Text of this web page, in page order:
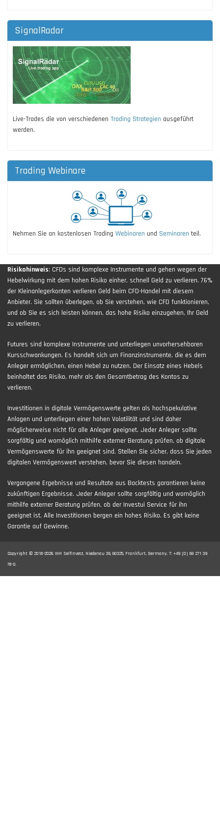
SignalRadar
Live-Trades die von verschiedenen Trading Strategien ausgeführt
werden.
Trading Webinare
Nehmen Sie an kostenlosen Trading Webinaren und Seminaren teil.
Risikohinweis: CFDs sind komplexe Instrumente und gehen wegen der
Hebelwirkung mit dem hohen Risiko einher, schnell Geld zu verlieren. 76%
der Kleinanlegerkonten verlieren Geld beim CFD-Handel mit diesem
Anbieter. Sie sollten überlegen, ob Sie verstehen, wie CFD funktionieren,
und ob Sie es sich leisten können, das hohe Risiko einzugehen, Ihr Geld
zu verlieren.
Futures sind komplexe Instrumente und unterliegen unvorhersehbaren
Kursschwankungen. Es handelt sich um Finanzinstrumente, die es dem
Anleger ermöglichen, einen Hebel zu nutzen. Der Einsatz eines Hebels
beinhaltet das Risiko, mehr als den Gesamtbetrag des Kontos zu
verlieren.
Investitionen in digitale Vermögenswerte gelten als hochspekulative
Anlagen und unterliegen einer hohen Volatilität und sind daher
möglicherweise nicht für alle Anleger geeignet. Jeder Anleger sollte
sorgfältig und womöglich mithilfe externer Beratung prüfen, ob digitale
Vermögenswerte für ihn geeignet sind. Stellen Sie sicher, dass Sie jeden
digitalen Vermögenswert verstehen, bevor Sie diesen handeln.
Vergangene Ergebnisse und Resultate aus Backtests garantieren keine
zukünftigen Ergebnisse. Jeder Anleger sollte sorgfältig und womöglich
mithilfe externer Beratung prüfen, ob der Investui Service für ihn
geeignet ist. Alle Investitionen bergen ein hohes Risiko. Es gibt keine
Garantie auf Gewinne.
Copyright © 2018-2026. WH SelfInvest, Niedenau 36, 60325, Frankfurt, Germany. T: +49 (0) 69 271 39
78-0.